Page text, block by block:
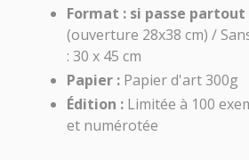
Format : si passe partout
(ouverture 28x38 cm) /
: 30 x 45 cm
Papier : Papier d'art 300g
Édition : Limitée à 100
et numérotée